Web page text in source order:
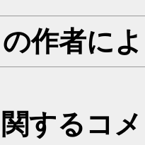
作者に
するコ